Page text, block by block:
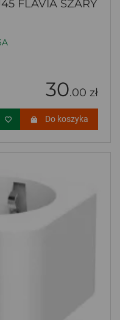
FLAVIA SZARY
30.00 zł
Do koszyka